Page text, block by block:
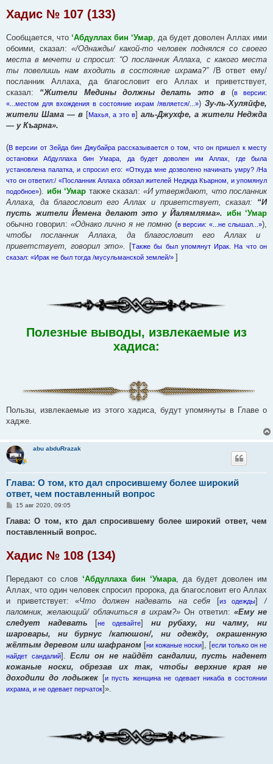
е
н
Хадис № 107 (133)
Сообщается, что ‘Абдуллах бин ‘Умар, да будет доволен Аллах ими
обоими, сказал: «/Однажды/ какой-то человек поднялся со своего
места в мечети и спросил: “О посланник Аллаха, с какого места
ты повелишь нам входить в состояние ихрама?” /В ответ ему/
посланник Аллаха, да благословит его Аллах и приветствует,
сказал: “Жители Медины должны делать это в (в версии:
«...местом для вхождения в состояние ихрам /является/...») Зу-ль-Хуляйфе,
жители Шама — в [Махья, а это в] аль-Джухфе, а жители Неджда
— у Къарна».
(В версии от Зейда бин Джубайра рассказывается о том, что он пришел к месту
остановки Абдуллаха бин Умара, да будет доволен им Аллах, где была
установлена палатка, и спросил его: «Откуда мне дозволено начинать умру? /На
что он ответил:/ «Посланник Аллаха обязал жителей Неджда Къарном, и упомянул
подобное»). ибн ‘Умар также сказал: «И утверждают, что посланник
Аллаха, да благословит его Аллах и приветствует, сказал: “И
пусть жители Йемена делают это у Йалямляма». ибн ‘Умар
обычно говорил: «Однако лично я не помню(в версии: «...не слышал...»),
чтобы посланник Аллаха, да благословит его Аллах и
приветствует, говорил это».
[Также бы был упомянут Ирак. На что он
сказал: «Ирак не был тогда /мусульманской землей/» ]
Полезные выводы, извлекаемые из
хадиса:
Пользы, извлекаемые из этого хадиса, будут упомянуты в Главе о
хадже.
abu abduRrazak
Глава: О том, кто дал спросившему более широкий
ответ, чем поставленный вопрос
С
о
щ
и
15 авг 2020, 09:05
Глава: О том, кто дал спросившему более широкий ответ, чем
поставленный вопрос.
Хадис № 108 (134)
Передают со слов ‘Абдуллаха бин ‘Умара, да будет доволен им
Аллах, что один человек спросил пророка, да благословит его Аллах
и приветствует: «Что должен надевать на себя [из одежды]/
паломник, желающий/ облачиться в ихрам?»Он ответил: «Ему не
следует надевать [не одевайте] ни рубаху, ни чалму, ни
шаровары, ни бурнус /капюшон/, ни одежду, окрашенную
жёлтым деревом или шафраном [ни кожаные носки], [если только он не
найдет сандалий].Если он не найдёт сандалии, пусть наденет
кожаные носки, обрезав их так, чтобы верхние края не
доходили до лодыжек [и пусть женщина не одевает никаба в состоянии
ихрама, и не одевает перчаток]».